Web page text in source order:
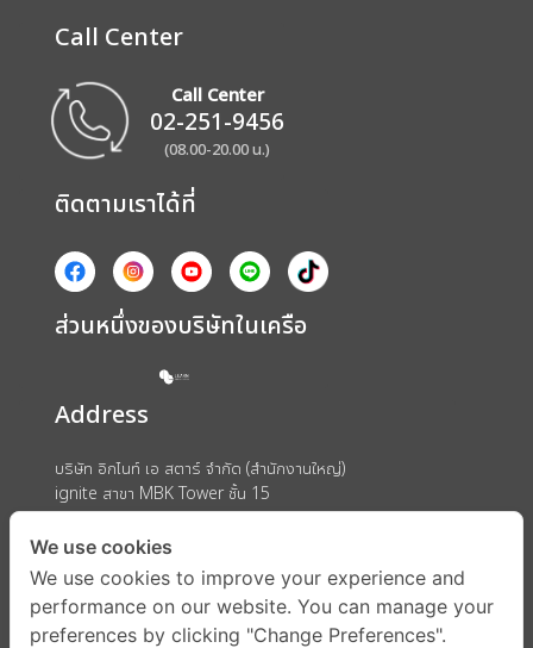
Call Center
Call Center
02-251-9456
(08.00-20.00 น.)
ติดตามเราได้ที่
ส่วนหนึ่งของบริษัทในเครือ
Address
บริษัท อิกไนท์ เอ สตาร์ จำกัด (สำนักงานใหญ่)
ignite สาขา MBK Tower ชั้น 15
ถนนพญาไท แขวงวังใหม่ เขตปทุมวัน กรุงเทพมหานคร 10330
We use cookies
We use cookies to improve your experience and
performance on our website. You can manage your
preferences by clicking "Change Preferences".